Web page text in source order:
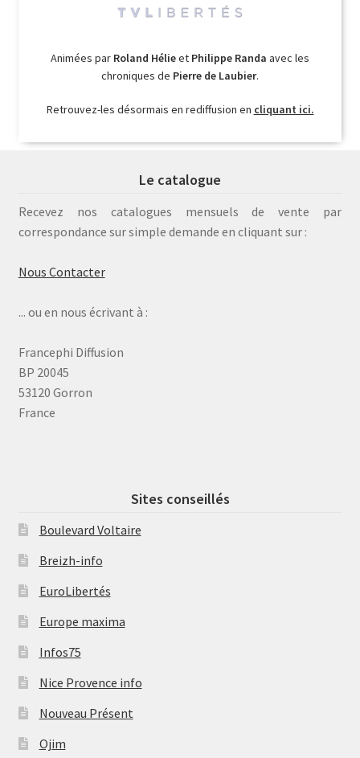
Animées par Roland Hélieet Philippe Randa avec les
chroniques de Pierre de Laubier.
Retrouvez-les désormais en rediffusion en cliquant ici.
Le catalogue
Recevez nos catalogues mensuels de vente par
correspondance sur simple demande en cliquant sur :
Nous Contacter
... ou en nous écrivant à :
Francephi Diffusion
BP 20045
53120 Gorron
France
Sites conseillés
Boulevard Voltaire
Breizh-info
EuroLibertés
Europe maxima
Infos75
Nice Provence info
Nouveau Présent
Ojim